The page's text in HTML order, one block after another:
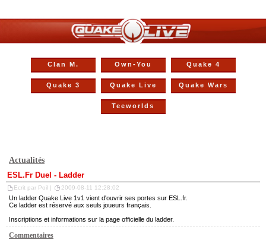
Clan M. Own-You Quake 4
Quake 3 Quake Live Quake Wars
Teeworlds
Actualités
ESL.Fr Duel - Ladder
Ecrit par Poil | 2009-08-11 12:28:02
Un ladder Quake Live 1v1 vient d'ouvrir ses portes sur ESL.fr.
Ce ladder est réservé aux seuls joueurs français.
Inscriptions et informations sur la page officielle du ladder.
Commentaires